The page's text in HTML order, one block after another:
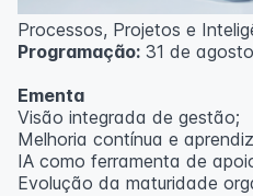
Processos, Projetos e
Programação: 31 de
Ementa
Visão integrada de gestão;
Melhoria contínua e
IA como ferramenta de
Evolução da maturidade